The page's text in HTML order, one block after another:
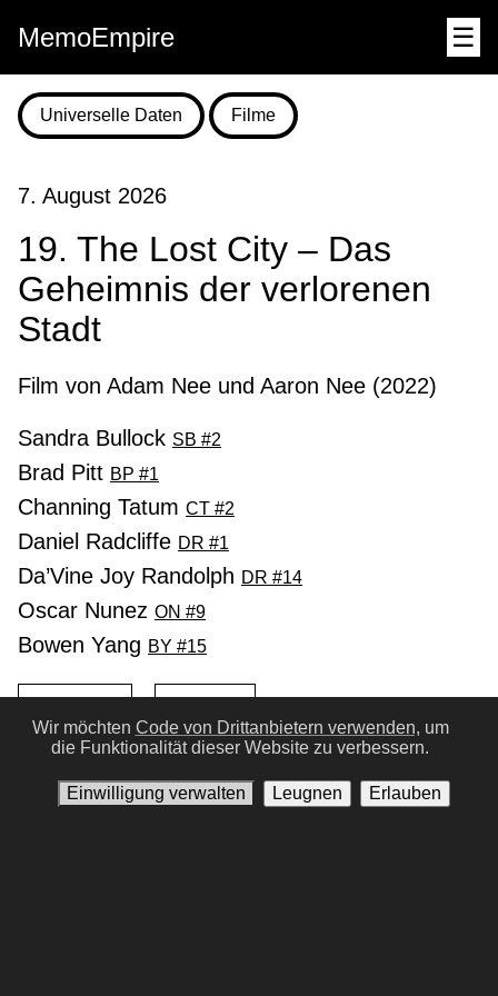
MemoEmpire ☰
Universelle Daten Filme
7. August 2026
19. The Lost City – Das
Geheimnis der verlorenen
Stadt
Film von Adam Nee und Aaron Nee (2022)
Sandra Bullock SB #2
Brad Pitt BP #1
Channing Tatum CT #2
Daniel Radcliffe DR #1
Da’Vine Joy Randolph DR #14
Oscar Nunez ON #9
Bowen Yang BY #15
Nutzungsbedingungen
Datenschutz-Bestimmungen
Wir möchten Code von Drittanbietern verwenden, um
die Funktionalität dieser Website zu verbessern.
Einwilligung verwalten Leugnen Erlauben